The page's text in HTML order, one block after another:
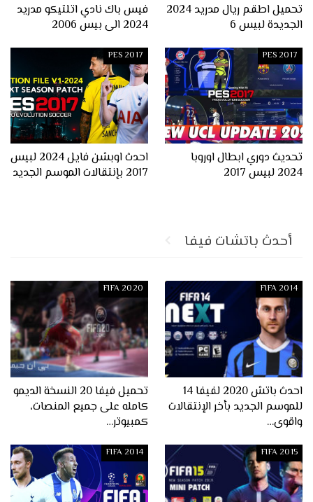
تحميل اطقم ريال مدريد 2024
الجديدة لبيس 6
فيس باك نادي اتلتيكو مدريد
2024 الى بيس 2006
PES 2017
تحديث دوري ابطال اوروبا
2024 لبيس 2017
PES 2017
احدث اوبشن فايل 2024 لبيس
2017 بإنتقالات الموسم الجديد
أحدث باتشات فيفا
FIFA 2014
احدث باتش 2020 لفيفا 14
للموسم الجديد بأخر الإنتقالات
واقوى…
FIFA 2020
تحميل فيفا 20 النسخة الديمو
كامله على جميع المنصات،
كمبيوتر…
FIFA 2015
FIFA 2014